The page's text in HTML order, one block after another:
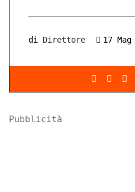
di Direttore 17
Pubblicità